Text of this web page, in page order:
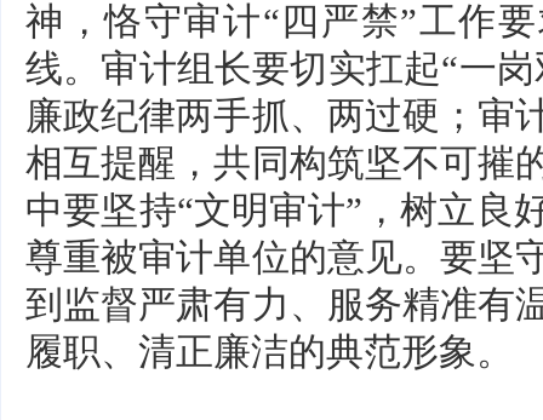
神，恪守审计“四严禁”工作
线。审计组长要切实扛起“一
廉政纪律两手抓、两过硬；审
相互提醒，共同构筑坚不可摧
中要坚持“文明审计”，树立良
尊重被审计单位的意见。要坚
到监督严肃有力、服务精准有
履职、清正廉洁的典范形象。